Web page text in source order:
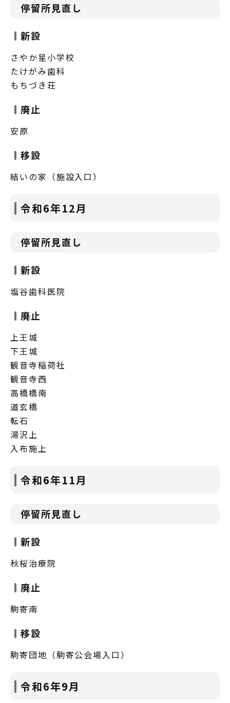
停留所見直し
新設
さやか星小学校
たけがみ歯科
もちづき荘
廃止
安原
移設
結いの家（施設入口）
令和6年12月
停留所見直し
新設
塩谷歯科医院
廃止
上王城
下王城
観音寺稲荷社
観音寺西
高橋橋南
道玄橋
転石
湯沢上
入布施上
令和6年11月
停留所見直し
新設
秋桜治療院
廃止
駒寄南
移設
駒寄団地（駒寄公会場入口）
令和6年9月